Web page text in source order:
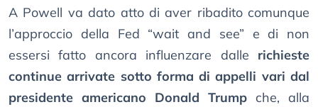
A Powell va dato atto di aver ribadito comunque
l’approccio della Fed “wait and see” e di non
essersi fatto ancora influenzare dalle richieste
continue arrivate sotto forma di appelli vari dal
presidente americano Donald Trump che, alla